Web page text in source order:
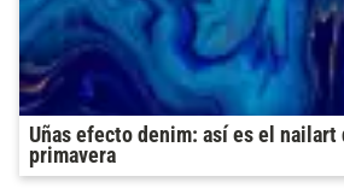
Uñas efecto denim: así es el nailart
primavera